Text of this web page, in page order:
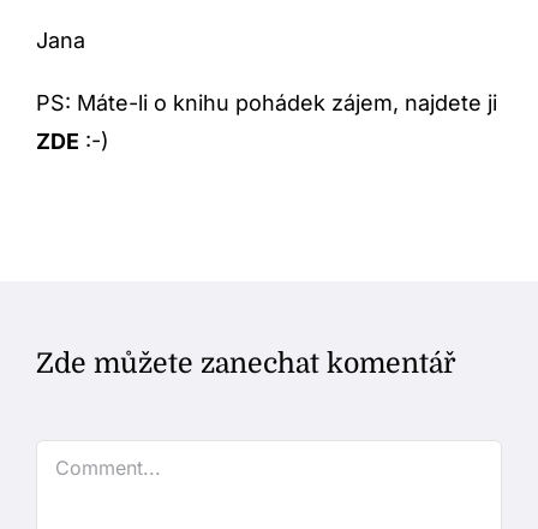
Jana
PS: Máte-li o knihu pohádek zájem, najdete ji
ZDE :-)
Zde můžete zanechat komentář
Comment